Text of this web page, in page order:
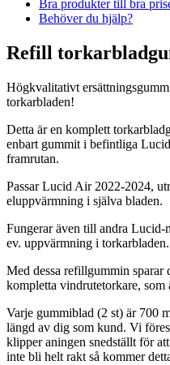
Bra produkter till bra
Behöver du hjälp?
Refill
Högkvalitativt
torkarbladen!
Detta är en komplett
enbart gummit i befintliga
framrutan.
Passar Lucid Air 2022-2024,
eluppvärmning i själva bladen.
Fungerar även till andra Lucid-
ev. uppvärmning i torkarbladen.
Med dessa refillgummin sparar
kompletta vindrutetorkare, som
Varje gummiblad (2 st) är 700
längd av dig som kund. Vi
klipper aningen snedställt för
inte bli helt rakt så kommer